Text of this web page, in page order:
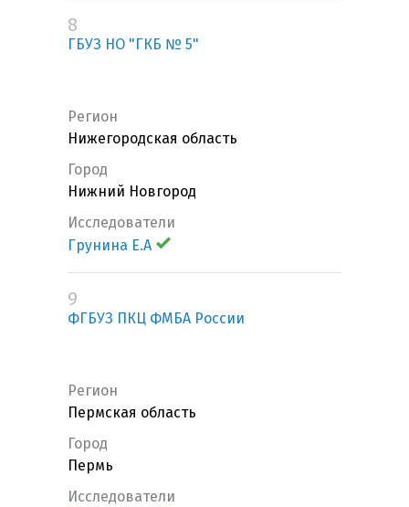
8
ГБУЗ НО "ГКБ № 5"
Регион
Нижегородская область
Город
Нижний Новгород
Исследователи
Грунина Е.А
9
ФГБУЗ ПКЦ ФМБА России
Регион
Пермская область
Город
Пермь
Исследователи